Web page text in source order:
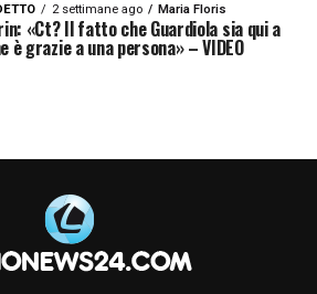
2 settimane ago Maria Floris
«Ct? Il fatto che Guardiola sia qui a
è grazie a una persona» – VIDEO